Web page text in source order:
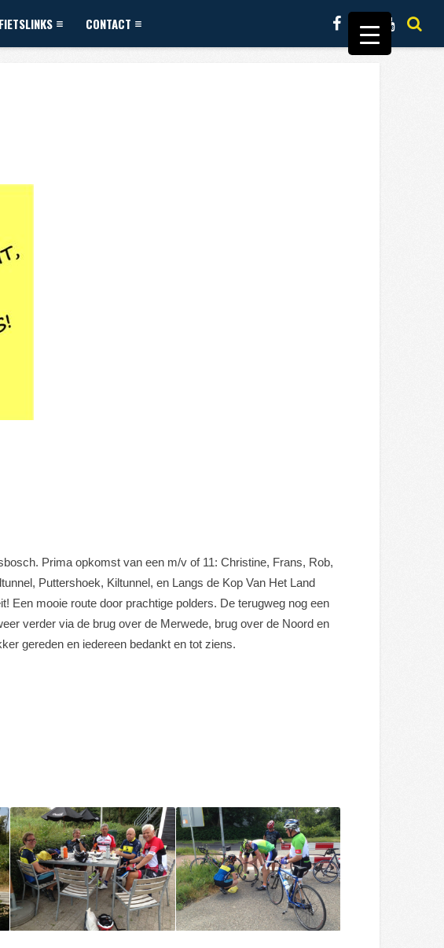
FIETSLINKS CONTACT
Prima opkomst van een m/v of 11: Christine, Frans, Rob,
Puttershoek, Kiltunnel, en Langs de Kop Van Het Land
Een mooie route door prachtige polders. De terugweg nog een
verder via de brug over de Merwede, brug over de Noord en
gereden en iedereen bedankt en tot ziens.